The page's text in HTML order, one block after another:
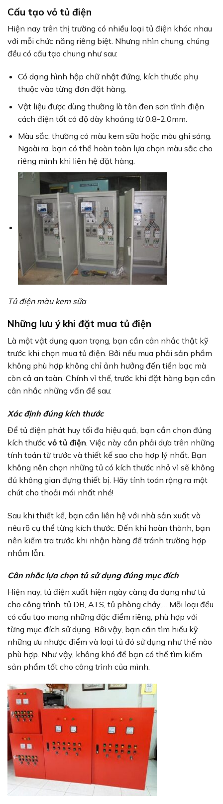
Cấu tạo vỏ tủ điện
Hiện nay trên thị trường có nhiều loại tủ điện khác nhau
với mỗi chức năng riêng biệt. Nhưng nhìn chung, chúng
đều có cấu tạo chung như sau:
Có dạng hình hộp chữ nhật đứng, kích thước phụ
thuộc vào từng đơn đặt hàng.
Vật liệu được dùng thường là tôn đen sơn tĩnh điện
cách điện tốt có độ dày khoảng từ 0.8-2.0mm.
Màu sắc: thường có màu kem sữa hoặc màu ghi sáng.
Ngoài ra, bạn có thể hoàn toàn lựa chọn màu sắc cho
riêng mình khi liên hệ đặt hàng.
Tủ điện màu kem sữa
Những lưu ý khi đặt mua tủ điện
Là một vật dụng quan trọng, bạn cần cân nhắc thật kỹ
trước khi chọn mua tủ điện. Bởi nếu mua phải sản phẩm
không phù hợp không chỉ ảnh hưởng đến tiền bạc mà
còn cả an toàn. Chính vì thế, trước khi đặt hàng bạn cần
cân nhắc những vấn đề sau:
Xác định đúng kích thước
Để tủ điện phát huy tối đa hiệu quả, bạn cần chọn đúng
kích thước vỏ tủ điện . Việc này cần phải dựa trên những
tính toán từ trước và thiết kế sao cho hợp lý nhất. Bạn
không nên chọn những tủ có kích thước nhỏ vì sẽ không
đủ không gian đựng thiết bị. Hãy tính toán rộng ra một
chút cho thoải mái nhất nhé!
Sau khi thiết kế, bạn cần liên hệ với nhà sản xuất và
nêu rõ cụ thể từng kích thước. Đến khi hoàn thành, bạn
nên kiểm tra trước khi nhận hàng để tránh trường hợp
nhầm lẫn.
Cân nhắc lựa chọn tủ sử dụng đúng mục đích
Hiện nay, tủ điện xuất hiện ngày càng đa dạng như tủ
cho công trình, tủ DB, ATS, tủ phòng cháy,… Mỗi loại đều
có cấu tạo mang những đặc điểm riêng, phù hợp với
từng mục đích sử dụng. Bởi vậy, bạn cần tìm hiểu kỹ
những ưu nhược điểm và loại tủ đó sử dụng như thế nào
phù hợp. Như vậy, không khó để bạn có thể tìm kiếm
sản phẩm tốt cho công trình của mình.